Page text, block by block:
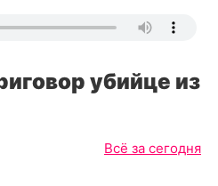
убийце из
Всё за сегодня